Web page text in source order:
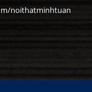
noithatminhtuan